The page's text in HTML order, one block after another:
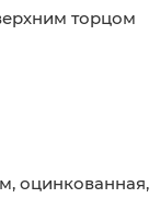
торцом
оцинкованная,